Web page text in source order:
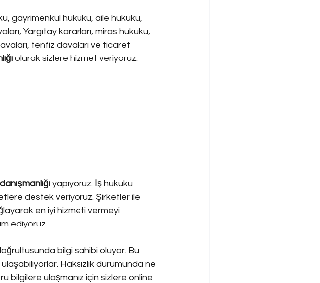
gayrimenkul hukuku, aile hukuku,
Yargıtay kararları, miras hukuku,
tenfiz davaları ve ticaret
olarak sizlere hizmet veriyoruz.
yapıyoruz. İş hukuku
destek veriyoruz. Şirketler ile
en iyi hizmeti vermeyi
ediyoruz.
bilgi sahibi oluyor. Bu
Haksızlık durumunda ne
bilgilere ulaşmanız için sizlere online